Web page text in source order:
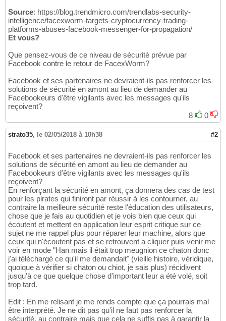
Source: https://blog.trendmicro.com/trendlabs-security-
intelligence/facexworm-targets-cryptocurrency-trading-
platforms-abuses-facebook-messenger-for-propagation/
Et vous?
Que pensez-vous de ce niveau de sécurité prévue par
Facebook contre le retour de FacexWorm?
Facebook et ses partenaires ne devraient-ils pas renforcer les
solutions de sécurité en amont au lieu de demander au
Facebookeurs d'être vigilants avec les messages qu'ils
reçoivent?
8
0
strato35, le 02/05/2018 à 10h38 #2
Facebook et ses partenaires ne devraient-ils pas renforcer les
solutions de sécurité en amont au lieu de demander au
Facebookeurs d'être vigilants avec les messages qu'ils
reçoivent?
En renforçant la sécurité en amont, ça donnera des cas de test
pour les pirates qui finiront par réussir à les contourner, au
contraire la meilleure sécurité reste l'éducation des utilisateurs,
chose que je fais au quotidien et je vois bien que ceux qui
écoutent et mettent en application leur esprit critique sur ce
sujet ne me rappel plus pour réparer leur machine, alors que
ceux qui n'écoutent pas et se retrouvent a cliquer puis venir me
voir en mode "Han mais il était trop meugnion ce chaton donc
j'ai téléchargé ce qu'il me demandait" (vieille histoire, véridique,
quoique à vérifier si chaton ou chiot, je sais plus) récidivent
jusqu'à ce que quelque chose d'important leur a été volé, soit
trop tard.
Edit : En me relisant je me rends compte que ça pourrais mal
être interprété. Je ne dit pas qu'il ne faut pas renforcer la
sécurité, au contraire mais que cela ne suffis pas à garantir la